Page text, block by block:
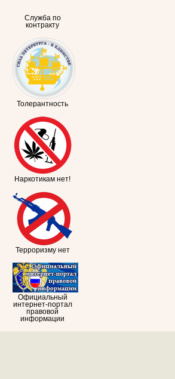
Служба по
контракту
Толерантность
Наркотикам нет!
Терроризму нет
Официальный
интернет-портал
правовой
информации